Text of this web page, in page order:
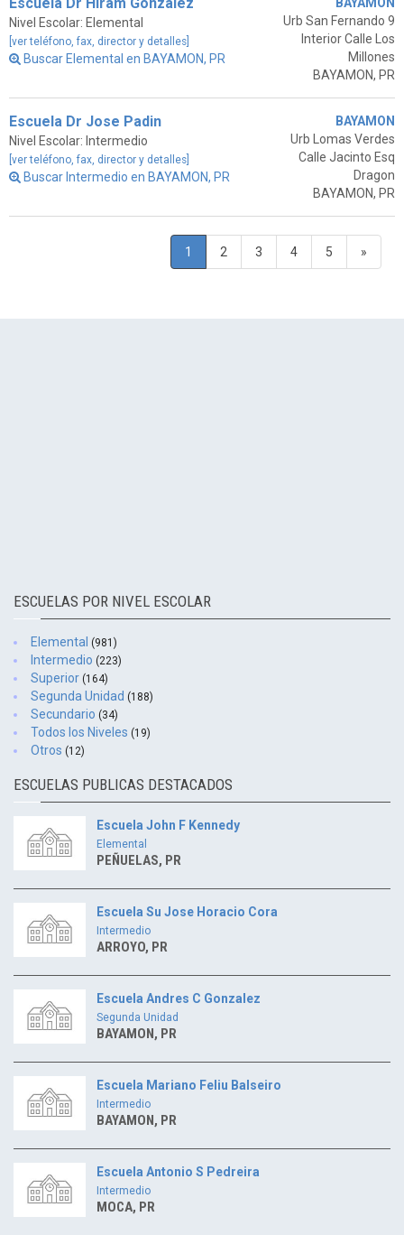
Nivel Escolar: Elemental
[ver teléfono, fax, director y detalles]
Buscar Elemental en BAYAMON, PR
Urb San Fernando 9
Interior Calle Los
Millones
BAYAMON, PR
Escuela Dr Jose Padin
Nivel Escolar: Intermedio
[ver teléfono, fax, director y detalles]
Buscar Intermedio en BAYAMON, PR
BAYAMON
Urb Lomas Verdes
Calle Jacinto Esq
Dragon
BAYAMON, PR
1 2 3 4 5 »
ESCUELAS POR NIVEL ESCOLAR
Elemental (981)
Intermedio (223)
Superior (164)
Segunda Unidad (188)
Secundario (34)
Todos los Niveles (19)
Otros (12)
ESCUELAS PUBLICAS DESTACADOS
Escuela John F Kennedy
Elemental
PEÑUELAS, PR
Escuela Su Jose Horacio Cora
Intermedio
ARROYO, PR
Escuela Andres C Gonzalez
Segunda Unidad
BAYAMON, PR
Escuela Mariano Feliu Balseiro
Intermedio
BAYAMON, PR
Escuela Antonio S Pedreira
Intermedio
MOCA, PR